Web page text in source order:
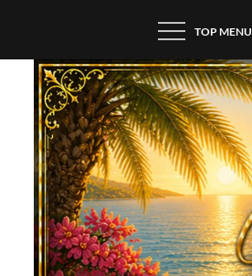
content
TOP MENU